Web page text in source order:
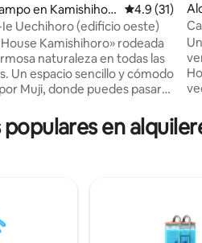
5 de 5, 7 reseñas
en Kamishihor
Calificación
4.9 (31)
Uechihoro (edificio oeste)
Kamishihoro» rodeada
naturaleza en todas las
Un espacio sencillo y cómodo
Muji, donde puedes pasar
Hokkaido en coche como
mientras nos divertimos juntos
populares en